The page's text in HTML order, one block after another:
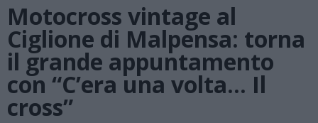
Motocross vintage al
Ciglione di Malpensa: torna
il grande appuntamento
con “C’era una volta… Il
cross”